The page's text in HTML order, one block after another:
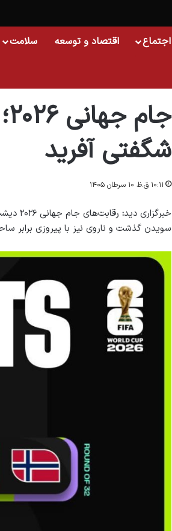
اجتماع اقتصاد و توسعه سلامت
شگفتی آفرید
۱۰:۱۱ ق.ظ ۱۰ سرطان ۱۴۰۵
خبرگزاری دید:
سویدن گذشت و ناروی نیز با پیروزی برابر